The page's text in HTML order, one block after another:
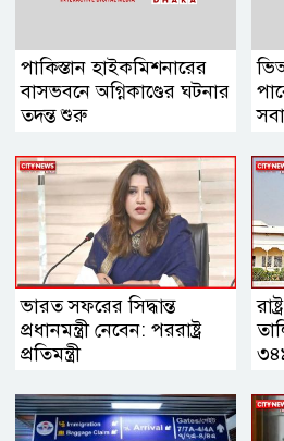
পাকিস্তান হাইকমিশনারের
বাসভবনে অগ্নিকাণ্ডের ঘটনার
তদন্ত শুরু
ভারত সফরের সিদ্ধান্ত
প্রধানমন্ত্রী নেবেন: পররাষ্ট্র
প্রতিমন্ত্রী